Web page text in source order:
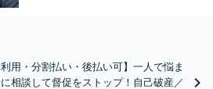
用・分割払い・後払い可】一人で悩ま
相談して督促をストップ！自己破産／